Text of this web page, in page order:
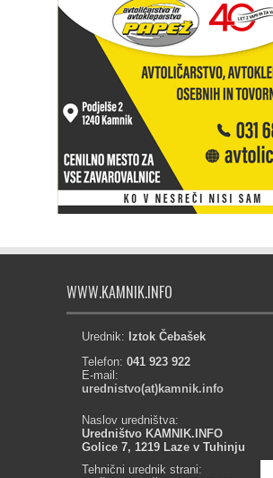
WWW.KAMNIK.INFO
Urednik: Iztok Čebašek
Telefon: 041 923 922
E-mail:
urednistvo(at)kamnik.info
Naslov uredništva:
Uredništvo KAMNIK.INFO
Golice 7, 1219 Laze v Tuhinju
Tehnični urednik strani: